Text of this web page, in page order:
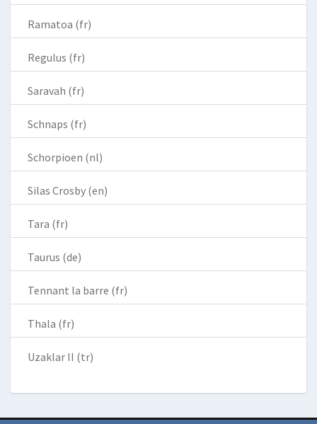
Ramatoa (fr)
Regulus (fr)
Saravah (fr)
Schnaps (fr)
Schorpioen (nl)
Silas Crosby (en)
Tara (fr)
Taurus (de)
Tennant la barre (fr)
Thala (fr)
Uzaklar II (tr)